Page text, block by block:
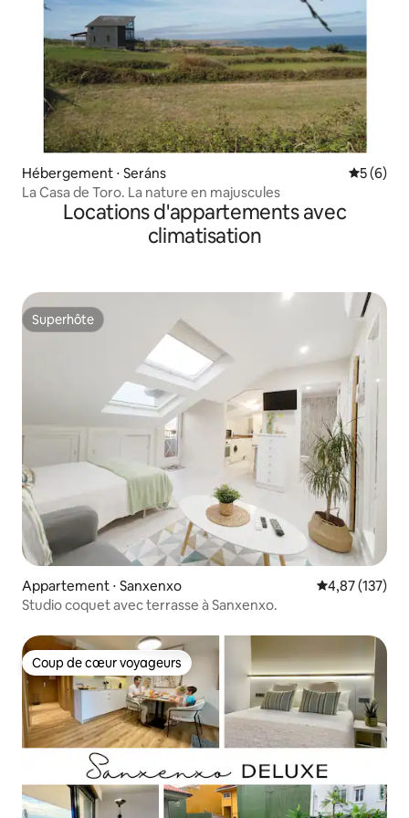
Hébergement ⋅ Seráns
5 (6)
La Casa de Toro. La nature en majuscules
Locations d'appartements avec
climatisation
Superhôte
Superhôte
Appartement ⋅ Sanxenxo Évaluation
4,87 (137)
Studio coquet avec terrasse à Sanxenxo.
Coup de cœur voyageurs
Coup de cœur voyageurs